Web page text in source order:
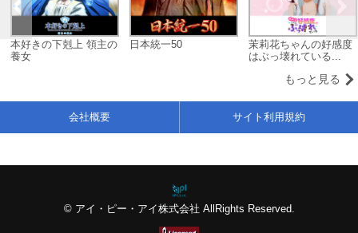
本好きの下剋上 領主の
養女
日本統一50
茉莉花ちゃんの好感度
はぶっ壊れている...
もっと見る
© アイ・ピー・アイ株式会社 AllRights Reserved.
会社概要 サイト利用規約